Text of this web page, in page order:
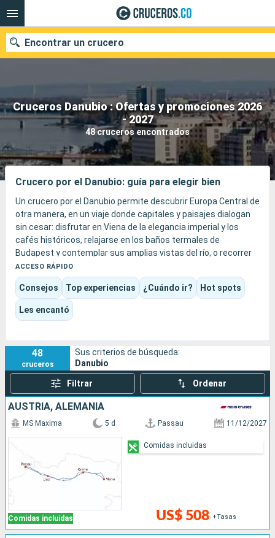
Cruceros Danubio : Ofertas y promociones 2026
- 2027
48 cruceros encontrados
Encontrar un crucero
Fecha de salida
Buscar
Crucero por el Danubio: guía para elegir bien
Un crucero por el Danubio permite descubrir Europa Central de
otra manera, en un viaje donde capitales y paisajes dialogan
sin cesar: disfrutar en Viena de la elegancia imperial y los
cafés históricos, relajarse en los baños termales de
Budapest y contemplar sus amplias vistas del río, o recorrer
más al este parajes espectaculares como el valle de Wachau
o las Puertas de Hierro.
El destino combina con naturalidad patrimonio, buen vivir,
gastronomía y navegación panorámica, en una experiencia
que une capitales emblemáticas, paisajes fluviales y escalas
ACCESO RÁPIDO
Consejos Top experiencias ¿Cuándo ir? Hot spots
Les encantó
48
cruceros
Sus criterios de búsqueda:
Danubio
Filtrar Ordenar
AUSTRIA, ALEMANIA
Comidas incluidas
MS Maxima 5 d Passau 11/12/2027
US$ 508 +Tasas
Comidas incluidas